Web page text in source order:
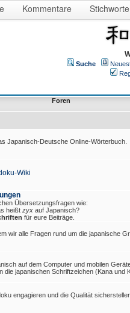
Kommentare Stichworte
Suche
Foren
Japanisch-Deutsche Online-Wörterbuch.
Wiki
Übersetzungsfragen wie:
heißt zyx auf Japanisch?
für eure Beiträge.
wir alle Fragen rund um die japanische
auf dem Computer und mobilen
die japanischen Schriftzeichen (Kana und
engagieren und die Qualität